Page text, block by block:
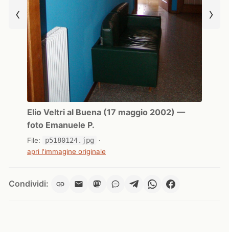
‹
Elio Veltri al Buena (17 maggio 2002) —
foto Emanuele P.
File: p5180124.jpg
·
apri l'immagine originale
›
Condividi: